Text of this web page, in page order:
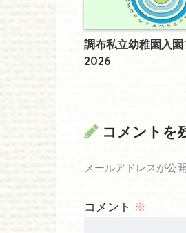
調布私立幼稚園入
2026
コメントを
メールアドレスが公
コメント ※